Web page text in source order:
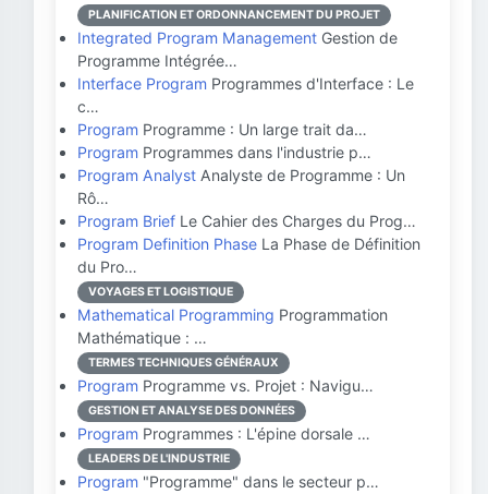
PLANIFICATION ET ORDONNANCEMENT DU PROJET
Integrated Program Management Gestion de
Programme Intégrée…
Interface Program Programmes d'Interface : Le
c…
Program Programme : Un large trait da…
Program Programmes dans l'industrie p…
Program Analyst Analyste de Programme : Un
Rô…
Program Brief Le Cahier des Charges du Prog…
Program Definition Phase La Phase de Définition
du Pro…
VOYAGES ET LOGISTIQUE
Mathematical Programming Programmation
Mathématique : …
TERMES TECHNIQUES GÉNÉRAUX
Program Programme vs. Projet : Navigu…
GESTION ET ANALYSE DES DONNÉES
Program Programmes : L'épine dorsale …
LEADERS DE L'INDUSTRIE
Program "Programme" dans le secteur p…